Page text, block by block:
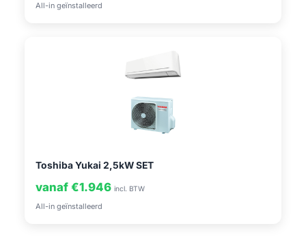
All-in geïnstalleerd
Toshiba Yukai 2,5kW SET
vanaf €1.946 incl. BTW
All-in geïnstalleerd